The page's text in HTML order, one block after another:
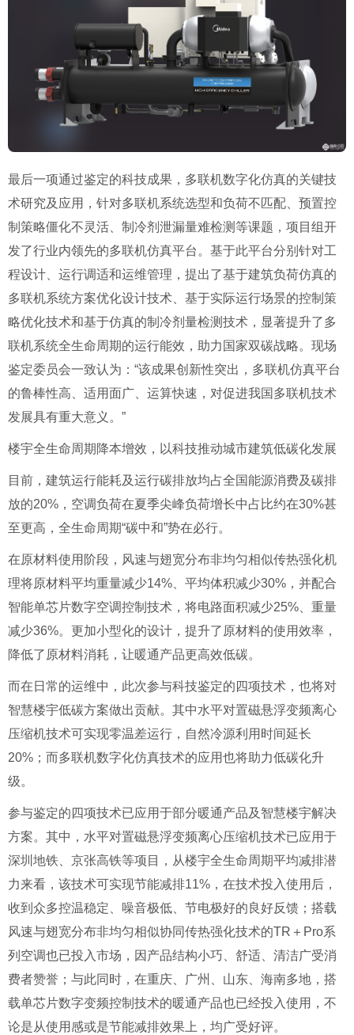
最后一项通过鉴定的科技成果，多联机数字化仿真的关键技
术研究及应用，针对多联机系统选型和负荷不匹配、预置控
制策略僵化不灵活、制冷剂泄漏量难检测等课题，项目组开
发了行业内领先的多联机仿真平台。基于此平台分别针对工
程设计、运行调适和运维管理，提出了基于建筑负荷仿真的
多联机系统方案优化设计技术、基于实际运行场景的控制策
略优化技术和基于仿真的制冷剂量检测技术，显著提升了多
联机系统全生命周期的运行能效，助力国家双碳战略。现场
鉴定委员会一致认为：“该成果创新性突出，多联机仿真平台
的鲁棒性高、适用面广、运算快速，对促进我国多联机技术
发展具有重大意义。”
楼宇全生命周期降本增效，以科技推动城市建筑低碳化发展
目前，建筑运行能耗及运行碳排放均占全国能源消费及碳排
放的20%，空调负荷在夏季尖峰负荷增长中占比约在30%甚
至更高，全生命周期“碳中和”势在必行。
在原材料使用阶段，风速与翅宽分布非均匀相似传热强化机
理将原材料平均重量减少14%、平均体积减少30%，并配合
智能单芯片数字空调控制技术，将电路面积减少25%、重量
减少36%。更加小型化的设计，提升了原材料的使用效率，
降低了原材料消耗，让暖通产品更高效低碳。
而在日常的运维中，此次参与科技鉴定的四项技术，也将对
智慧楼宇低碳方案做出贡献。其中水平对置磁悬浮变频离心
压缩机技术可实现零温差运行，自然冷源利用时间延长
20%；而多联机数字化仿真技术的应用也将助力低碳化升
级。
参与鉴定的四项技术已应用于部分暖通产品及智慧楼宇解决
方案。其中，水平对置磁悬浮变频离心压缩机技术已应用于
深圳地铁、京张高铁等项目，从楼宇全生命周期平均减排潜
力来看，该技术可实现节能减排11%，在技术投入使用后，
收到众多控温稳定、噪音极低、节电极好的良好反馈；搭载
风速与翅宽分布非均匀相似协同传热强化技术的TR＋Pro系
列空调也已投入市场，因产品结构小巧、舒适、清洁广受消
费者赞誉；与此同时，在重庆、广州、山东、海南多地，搭
载单芯片数字变频控制技术的暖通产品也已经投入使用，不
论是从使用感或是节能减排效果上，均广受好评。